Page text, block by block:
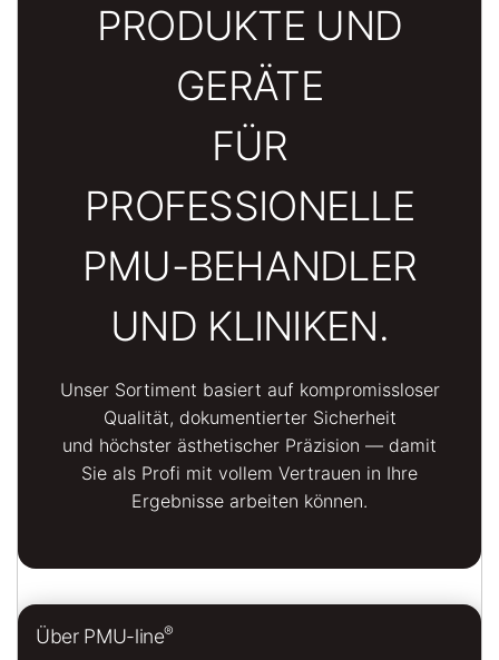
PRODUKTE UND
GERÄTE
FÜR
PROFESSIONELLE
PMU-BEHANDLER
UND KLINIKEN.
Unser Sortiment basiert auf kompromissloser
Qualität, dokumentierter Sicherheit
und höchster ästhetischer Präzision — damit
Sie als Profi mit vollem Vertrauen in Ihre
Ergebnisse arbeiten können.
Über PMU-line®